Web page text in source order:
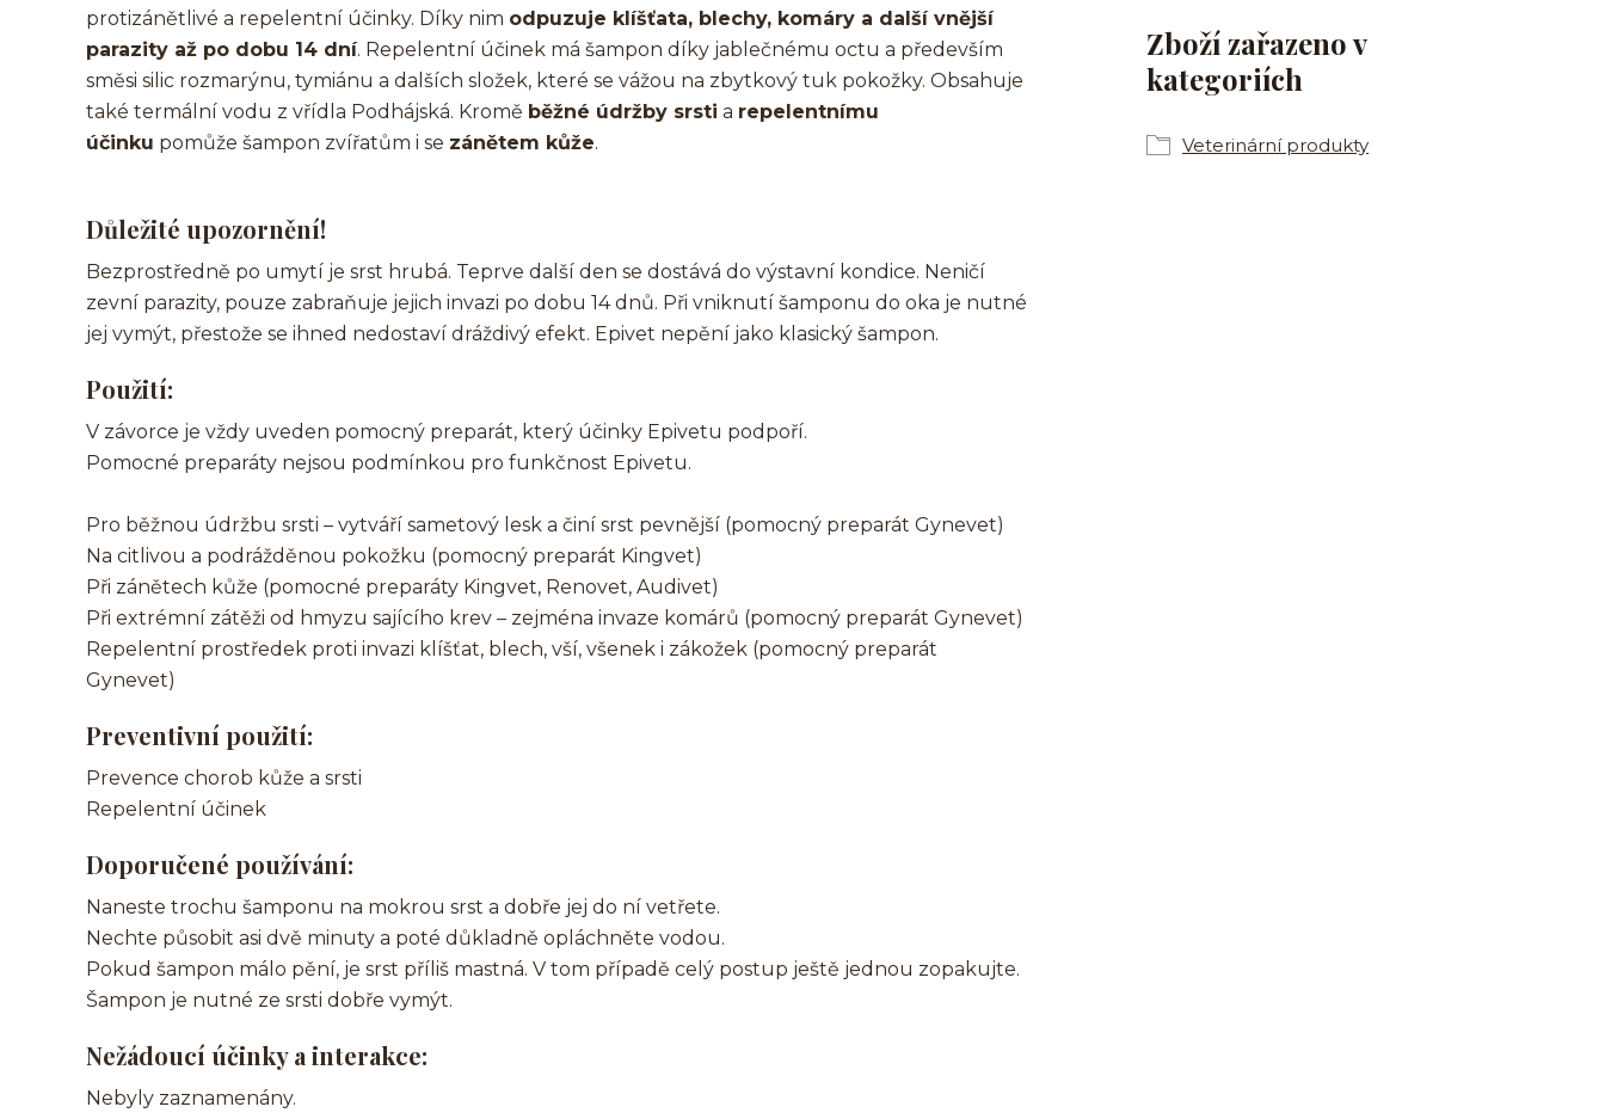
protizánětlivé a repelentní účinky. Díky nim odpuzuje klíšťata, blechy, komáry a další vnější
parazity až po dobu 14 dní. Repelentní účinek má šampon díky jablečnému octu a především
směsi silic rozmarýnu, tymiánu a dalších složek, které se vážou na zbytkový tuk pokožky. Obsahuje
také termální vodu z vřídla Podhájská. Kromě běžné údržby srsti a repelentnímu
účinku pomůže šampon zvířatům i se zánětem kůže.
Důležité upozornění!
Bezprostředně po umytí je srst hrubá. Teprve další den se dostává do výstavní kondice. Neničí
zevní parazity, pouze zabraňuje jejich invazi po dobu 14 dnů. Při vniknutí šamponu do oka je nutné
jej vymýt, přestože se ihned nedostaví dráždivý efekt. Epivet nepění jako klasický šampon.
Použití:
V závorce je vždy uveden pomocný preparát, který účinky Epivetu podpoří.
Pomocné preparáty nejsou podmínkou pro funkčnost Epivetu.
Pro běžnou údržbu srsti – vytváří sametový lesk a činí srst pevnější (pomocný preparát Gynevet)
Na citlivou a podrážděnou pokožku (pomocný preparát Kingvet)
Při zánětech kůže (pomocné preparáty Kingvet, Renovet, Audivet)
Při extrémní zátěži od hmyzu sajícího krev – zejména invaze komárů (pomocný preparát Gynevet)
Repelentní prostředek proti invazi klíšťat, blech, vší, všenek i zákožek (pomocný preparát
Gynevet)
Preventivní použití:
Prevence chorob kůže a srsti
Repelentní účinek
Doporučené používání:
Naneste trochu šamponu na mokrou srst a dobře jej do ní vetřete.
Nechte působit asi dvě minuty a poté důkladně opláchněte vodou.
Pokud šampon málo pění, je srst příliš mastná. V tom případě celý postup ještě jednou zopakujte.
Šampon je nutné ze srsti dobře vymýt.
Nežádoucí účinky a interakce:
Nebyly zaznamenány.
Zboží zařazeno v
kategoriích
Veterinární produkty